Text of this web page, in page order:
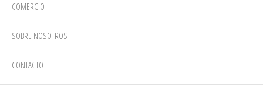
COMERCIO
SOBRE NOSOTROS
CONTACTO